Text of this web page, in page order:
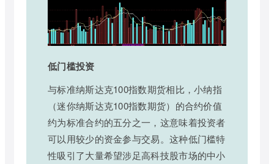
低门槛投资
与标准纳斯达克100指数期货相比，小纳指
（迷你纳斯达克100指数期货）的合约价值
约为标准合约的五分之一，这意味着投资者
可以用较少的资金参与交易。这种低门槛特
性吸引了大量希望涉足高科技股市场的中小